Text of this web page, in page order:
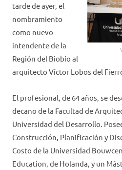
tarde de ayer, el
nombramiento
como nuevo
intendente de la
Región del Biobío al
arquitecto Víctor Lobos del
El profesional, de 64 años, se
decano de la Facultad de
Universidad del Desarrollo.
Construcción, Planificación y
Costo de la Universidad
Education, de Holanda, y un